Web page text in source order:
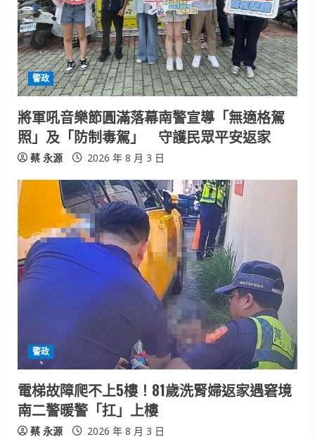
警政
將軍吼音樂節圓滿落幕南警宣導「無適格駕
照」及「防制毒駕」 守護民眾平安返家
蔡 永源 2026 年 8 月 3 日
警政
電梯故障爬不上5樓！81歲洗腎婦返家遇窘境
南二警暖警「扛」上樓
蔡 永源 2026 年 8 月 3 日